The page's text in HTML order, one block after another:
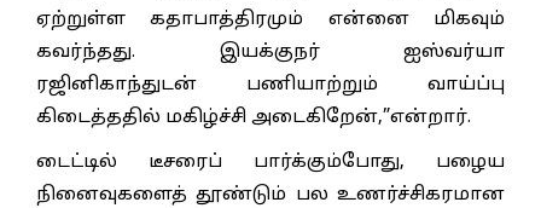
ஏற்றுள்ள கதாபாத்திரமும் என்னை மிகவும்
கவர்ந்தது. இயக்குநர் ஐஸ்வர்யா
ரஜினிகாந்துடன் பணியாற்றும் வாய்ப்பு
கிடைத்ததில் மகிழ்ச்சி அடைகிறேன்,”என்றார்.
டைட்டில் டீசரைப் பார்க்கும்போது, பழைய
நினைவுகளைத் தூண்டும் பல உணர்ச்சிகரமான